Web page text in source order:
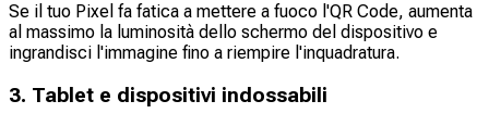
Se il tuo Pixel fa fatica a mettere a fuoco l'QR Code, aumenta
al massimo la luminosità dello schermo del dispositivo e
ingrandisci l'immagine fino a riempire l'inquadratura.
3. Tablet e dispositivi indossabili